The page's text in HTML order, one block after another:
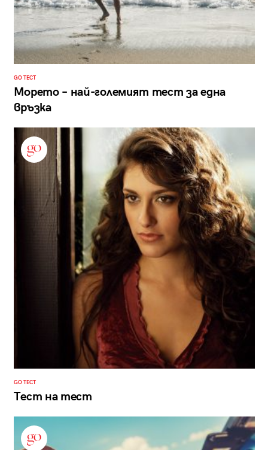
GO ТЕСТ
Морето – най-големият тест за една
връзка
GO ТЕСТ
Тест на тест